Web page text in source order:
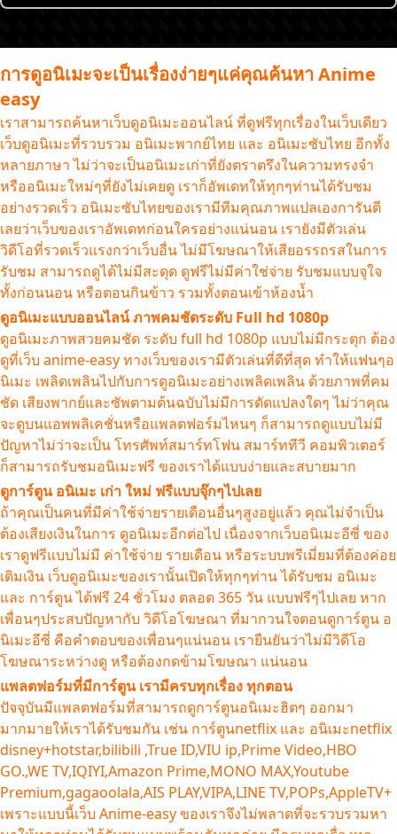
การดูอนิเมะจะเป็นเรื่องง่ายๆแค่คุณค้นหา Anime
easy
เราสามารถค้นหาเว็บดูอนิเมะออนไลน์ ที่ดูฟรีทุกเรื่องในเว็บเดียว
เว็บดูอนิเมะที่รวบรวม อนิเมะพากย์ไทย และ อนิเมะซับไทย อีกทั้ง
หลายภาษา ไม่ว่าจะเป็นอนิเมะเก่าที่ยังตราตรึงในความทรงจำ
หรืออนิเมะใหม่ๆที่ยังไม่เคยดู เราก็อัพเดทให้ทุกๆท่านได้รับชม
อย่างรวดเร็ว อนิเมะซับไทยของเรามีทีมคุณภาพแปลเองการันตี
เลยว่าเว็บของเราอัพเดทก่อนใครอย่างแน่นอน เรายังมีตัวเล่น
วิดีโอที่รวดเร็วแรงกว่าเว็บอื่น ไม่มีโฆษณาให้เสียอรรถรสในการ
รับชม สามารถดูได้ไม่มีสะดุด ดูฟรีไม่มีค่าใช่จ่าย รับชมแบบจุใจ
ทั้งก่อนนอน หรือตอนกินข้าว รวมทั้งตอนเข้าห้องน้ำ
ดูอนิเมะแบบออนไลน์ ภาพคมชัดระดับ Full hd 1080p
ดูอนิเมะภาพสวยคมชัด ระดับ full hd 1080p แบบไม่มีกระตุก ต้อง
ดูที่เว็บ anime-easy ทางเว็บของเรามีตัวเล่นที่ดีที่สุด ทำให้แฟนๆอ
นิเมะ เพลิดเพลินไปกับการดูอนิเมะอย่างเพลิดเพลิน ด้วยภาพที่คม
ชัด เสียงพากย์และซัพตามต้นฉบับไม่มีการดัดแปลงใดๆ ไม่ว่าคุณ
จะดูบนแอพพลิเคชั่นหรือแพลตฟอร์มไหนๆ ก็สามารถดูแบบไม่มี
ปัญหาไม่ว่าจะเป็น โทรศัพท์สมาร์ทโฟน สมาร์ททีวี คอมพิวเตอร์
ก็สามารถรับชมอนิเมะฟรี ของเราได้แบบง่ายและสบายมาก
ดูการ์ตูน อนิเมะ เก่า ใหม่ ฟรีแบบจุ๊กๆไปเลย
ถ้าคุณเป็นคนที่มีค่าใช้จ่ายรายเดือนอื่นๆสูงอยู่แล้ว คุณไม่จำเป็น
ต้องเสียงเงินในการ ดูอนิเมะอีกต่อไป เนื่องจากเว็บอนิเมะอีซี่ ของ
เราดูฟรีแบบไม่มี ค่าใช้จ่าย รายเดือน หรือระบบพรีเมี่ยมที่ต้องค่อย
เติมเงิน เว็บดูอนิเมะของเรานั้นเปิดให้ทุกๆท่าน ได้รับชม อนิเมะ
และ การ์ตูน ได้ฟรี 24 ชั่วโมง ตลอด 365 วัน แบบฟรีๆไปเลย หาก
เพื่อนๆประสบปัญหากับ วิดีโอโฆษณา ที่มากวนใจตอนดูการ์ตูน อ
นิเมะอีซี่ คือคำตอบของเพื่อนๆแน่นอน เรายืนยันว่าไม่มีวิดีโอ
โฆษณาระหว่างดู หรือต้องกดข้ามโฆษณา แน่นอน
แพลตฟอร์มที่มีการ์ตูน เรามีครบทุกเรื่อง ทุกตอน
ปัจจุบันมีแพลตฟอร์มที่สามารถดูการ์ตูนอนิเมะฮิตๆ ออกมา
มากมายให้เราได้รับชมกัน เช่น การ์ตูนnetflix และ อนิเมะnetflix
disney+hotstar,bilibili ,True ID,VIU ip,Prime Video,HBO
GO.,WE TV,IQIYI,Amazon Prime,MONO MAX,Youtube
Premium,gagaoolala,AIS PLAY,VIPA,LINE TV,POPs,AppleTV+
เพราะแบบนี้เว็บ Anime-easy ของเราจึงไม่พลาดที่จะรวบรวมหา